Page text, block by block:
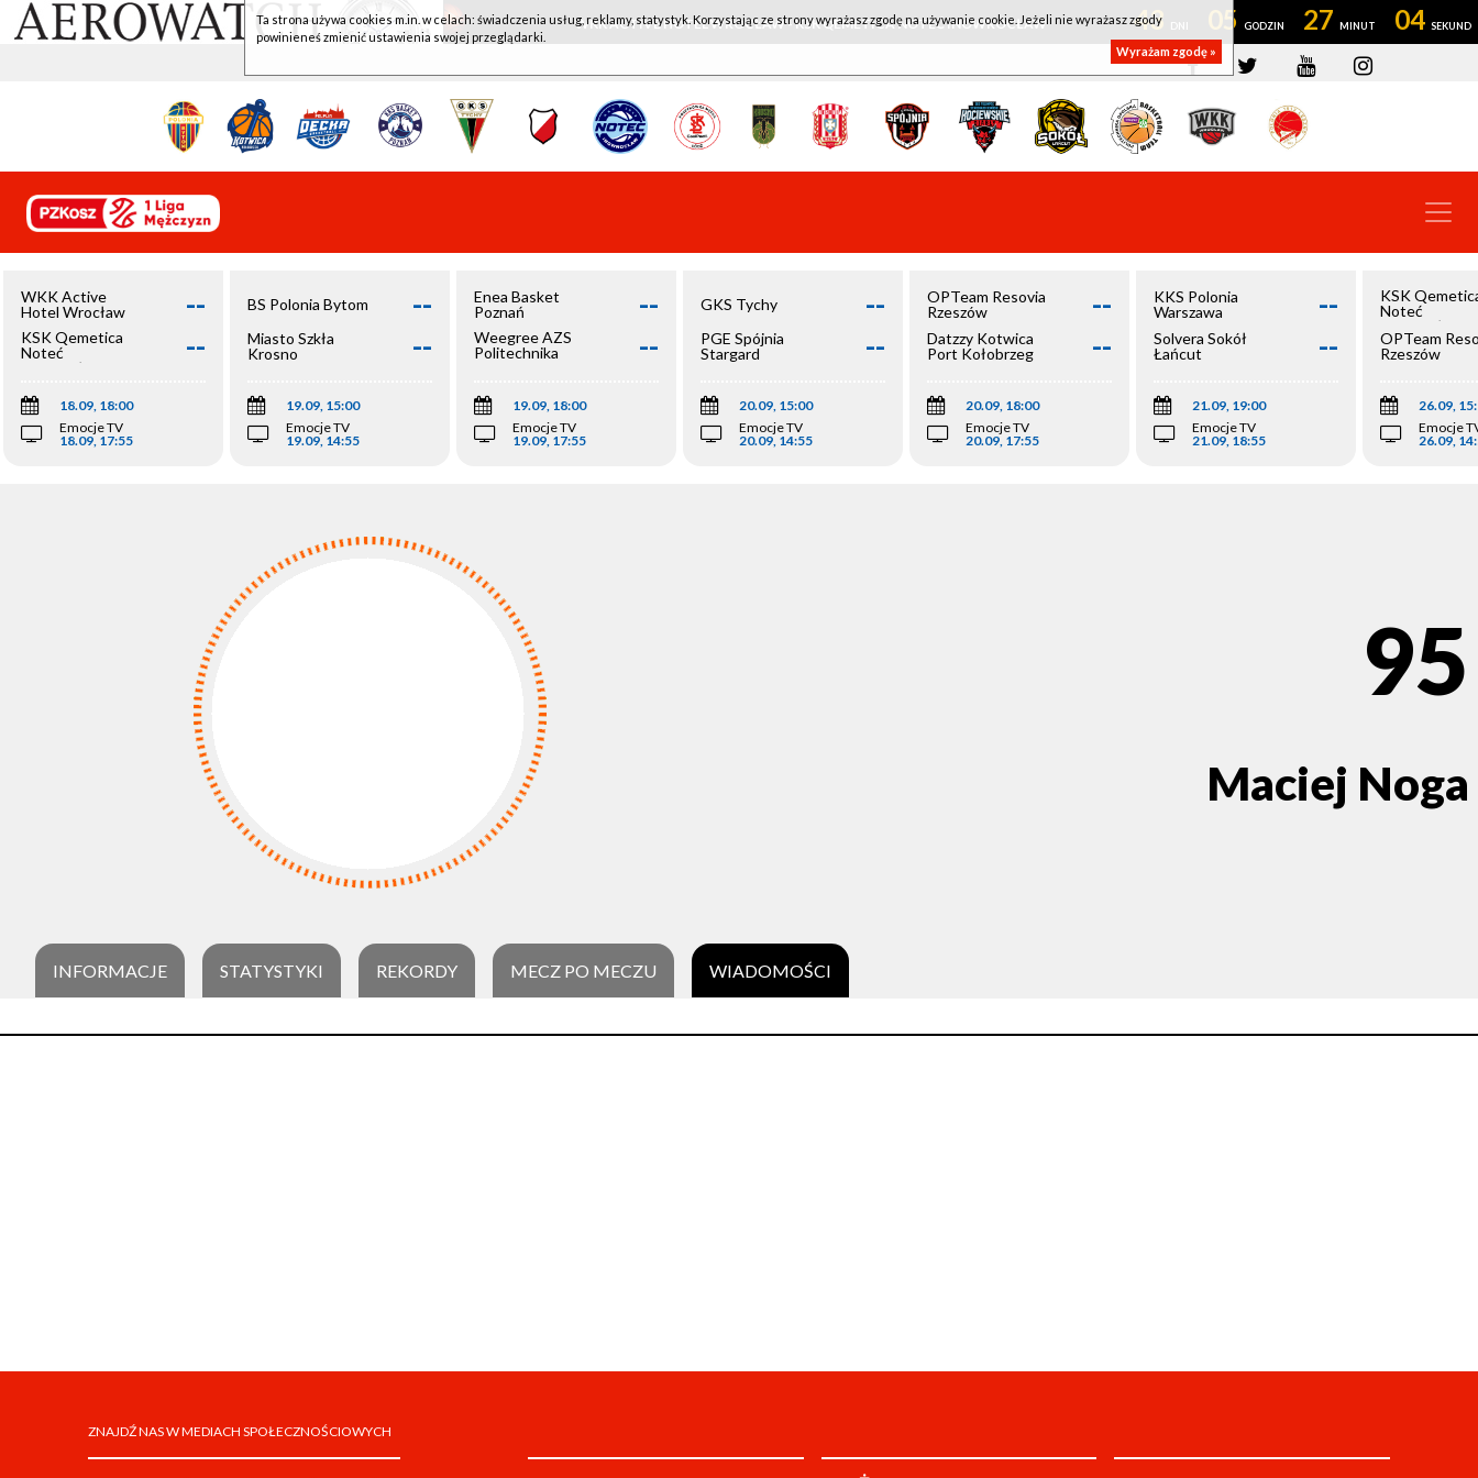
WKK ACTIVE HOTEL WROCŁAW - KSK QEMETICA NOTEĆ INOWROCŁAW 43 05 27 03
WKK Active
Hotel Wrocław
--
KSK Qemetica
Noteć
Inowrocław
--
18.09, 18:00
Emocje TV
18.09, 17:55
BS Polonia Bytom --
Miasto Szkła
Krosno
--
19.09, 15:00
Emocje TV
19.09, 14:55
Enea Basket
Poznań
--
Weegree AZS
Politechnika
--
19.09, 18:00
Emocje TV
19.09, 17:55
GKS Tychy --
PGE Spójnia
Stargard
--
20.09, 15:00
Emocje TV
20.09, 14:55
OPTeam Resovia
Rzeszów
--
Datzzy Kotwica
Port Kołobrzeg
--
20.09, 18:00
Emocje TV
20.09, 17:55
KKS Polonia
Warszawa
--
Solvera Sokół
Łańcut
--
21.09, 19:00
Emocje TV
21.09, 18:55
KSK
Noteć
Inowrocław
OPTeam
Rzeszów
26.09,
Emocje
26.09,
95
Maciej Noga
INFORMACJE STATYSTYKI REKORDY MECZ PO MECZU WIADOMOŚCI
ZNAJDŹ NAS W MEDIACH SPOŁECZNOŚCIOWYCH
Ta strona używa cookies m.in. w celach: świadczenia usług, reklamy, statystyk. Korzystając ze strony wyrażasz zgodę na używanie cookie. Jeżeli nie wyrażasz zgody
powinieneś zmienić ustawienia swojej przeglądarki.
Wyrażam zgodę »